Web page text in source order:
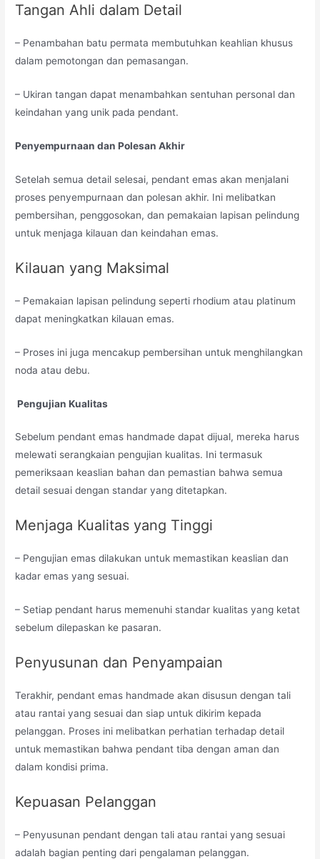
Tangan Ahli dalam Detail
– Penambahan batu permata membutuhkan keahlian khusus
dalam pemotongan dan pemasangan.
– Ukiran tangan dapat menambahkan sentuhan personal dan
keindahan yang unik pada pendant.
Penyempurnaan dan Polesan Akhir
Setelah semua detail selesai, pendant emas akan menjalani
proses penyempurnaan dan polesan akhir. Ini melibatkan
pembersihan, penggosokan, dan pemakaian lapisan pelindung
untuk menjaga kilauan dan keindahan emas.
Kilauan yang Maksimal
– Pemakaian lapisan pelindung seperti rhodium atau platinum
dapat meningkatkan kilauan emas.
– Proses ini juga mencakup pembersihan untuk menghilangkan
noda atau debu.
Pengujian Kualitas
Sebelum pendant emas handmade dapat dijual, mereka harus
melewati serangkaian pengujian kualitas. Ini termasuk
pemeriksaan keaslian bahan dan pemastian bahwa semua
detail sesuai dengan standar yang ditetapkan.
Menjaga Kualitas yang Tinggi
– Pengujian emas dilakukan untuk memastikan keaslian dan
kadar emas yang sesuai.
– Setiap pendant harus memenuhi standar kualitas yang ketat
sebelum dilepaskan ke pasaran.
Penyusunan dan Penyampaian
Terakhir, pendant emas handmade akan disusun dengan tali
atau rantai yang sesuai dan siap untuk dikirim kepada
pelanggan. Proses ini melibatkan perhatian terhadap detail
untuk memastikan bahwa pendant tiba dengan aman dan
dalam kondisi prima.
Kepuasan Pelanggan
– Penyusunan pendant dengan tali atau rantai yang sesuai
adalah bagian penting dari pengalaman pelanggan.